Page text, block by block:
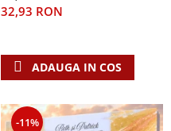
32,93 RON
ADAUGA IN COS
-11%